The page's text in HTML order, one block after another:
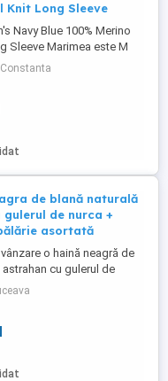
Knit Long Sleeve
Navy Blue 100% Merino
Sleeve Marimea este M
mai mult la S. Stare
nici un defect.
de blană naturală
de nurca +
asortată
o haină neagră de
astrahan cu gulerul de
tip pălărie asortată din
Haină este nouă ,fără
de designer. Este
dimensiunile: lungime 84
la subrat lățimea